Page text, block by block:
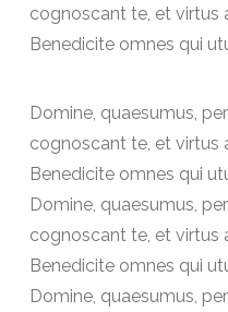
cognoscant te, et virtus
Benedicite omnes qui
Domine, quaesumus,
cognoscant te, et virtus
Benedicite omnes qui
Domine, quaesumus,
cognoscant te, et virtus
Benedicite omnes qui
Domine, quaesumus,